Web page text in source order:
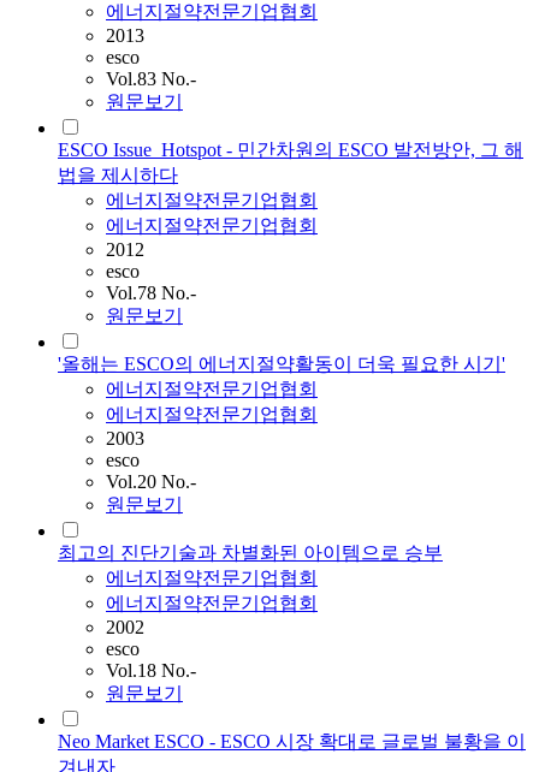
에너지절약전문기업협회
2013
esco
Vol.83 No.-
원문보기
ESCO Issue_Hotspot - 민간차원의 ESCO 발전방안, 그 해
법을 제시하다
에너지절약전문기업협회
에너지절약전문기업협회
2012
esco
Vol.78 No.-
원문보기
'올해는 ESCO의 에너지절약활동이 더욱 필요한 시기'
에너지절약전문기업협회
에너지절약전문기업협회
2003
esco
Vol.20 No.-
원문보기
최고의 진단기술과 차별화된 아이템으로 승부
에너지절약전문기업협회
에너지절약전문기업협회
2002
esco
Vol.18 No.-
원문보기
Neo Market ESCO - ESCO 시장 확대로 글로벌 불황을 이
겨내자